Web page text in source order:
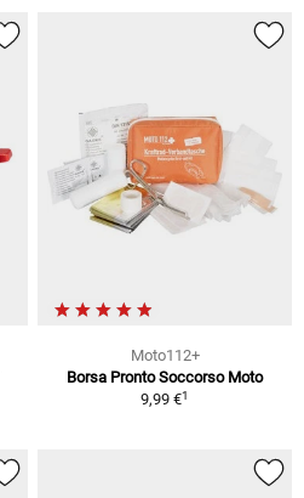
Moto112+
Borsa Pronto Soccorso Moto
9,99 €1